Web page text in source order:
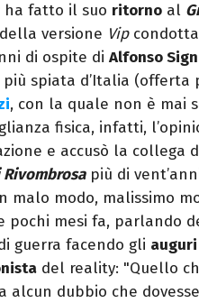
ha fatto il suo ritorno al
versione Vip
di ospite di Alfonso
spiata d’Italia (offerta
, con la quale non è mai
fisica, infatti,
e accusò la collega
Rivombrosapiù di
malo modo, malissimo
pochi mesi fa, parlando
guerra facendo gli auguri
del reality: "Quello
alcun dubbio che